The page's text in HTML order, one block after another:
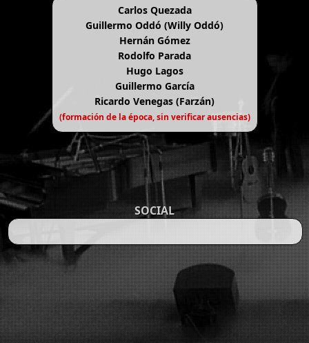
Carlos Quezada
Guillermo Oddó (Willy Oddó)
Hernán Gómez
Rodolfo Parada
Hugo Lagos
Guillermo García
Ricardo Venegas (Farzán)
(formación de la época, sin verificar ausencias)
SOCIAL